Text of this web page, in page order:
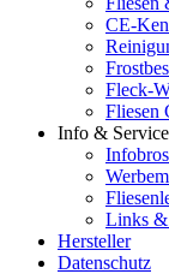
CE-
Fleck-
Fliesen
Info & Service
Links &
Hersteller
Datenschutz